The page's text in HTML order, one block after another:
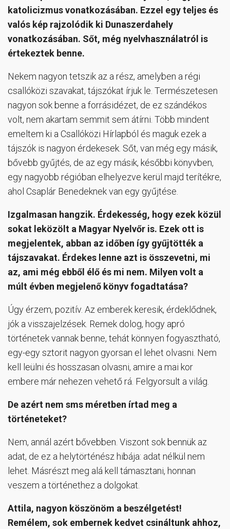
katolicizmus vonatkozásában. Ezzel egy teljes és
valós kép rajzolódik ki Dunaszerdahely
vonatkozásában. Sőt, még nyelvhasználatról is
értekeztek benne.
Nekem nagyon tetszik az a rész, amelyben a régi
csallóközi szavakat, tájszókat írjuk le. Természetesen
nagyon sok benne a forrásidézet, de ez szándékos
volt, nem akartam semmit sem átírni. Több mindent
emeltem ki a Csallóközi Hírlapból és maguk ezek a
tájszók is nagyon érdekesek. Sőt, van még egy másik,
bővebb gyűjtés, de az egy másik, későbbi könyvben,
egy nagyobb régióban elhelyezve kerül majd terítékre,
ahol Csaplár Benedeknek van egy gyűjtése.
Izgalmasan hangzik. Érdekesség, hogy ezek közül
sokat leközölt a Magyar Nyelvőr is. Ezek ott is
megjelentek, abban az időben így gyűjtötték a
tájszavakat. Érdekes lenne azt is összevetni, mi
az, ami még ebből élő és mi nem. Milyen volt a
múlt évben megjelenő könyv fogadtatása?
Úgy érzem, pozitív. Az emberek keresik, érdeklődnek,
jók a visszajelzések. Remek dolog, hogy apró
történetek vannak benne, tehát könnyen fogyasztható,
egy-egy sztorit nagyon gyorsan el lehet olvasni. Nem
kell leülni és hosszasan olvasni, amire a mai kor
embere már nehezen vehető rá. Felgyorsult a világ.
De azért nem sms méretben írtad meg a
történeteket?
Nem, annál azért bővebben. Viszont sok bennük az
adat, de ez a helytörténész hibája: adat nélkül nem
lehet. Másrészt meg alá kell támasztani, honnan
veszem a történethez a dolgokat.
Attila, nagyon köszönöm a beszélgetést!
Remélem, sok embernek kedvet csináltunk ahhoz,